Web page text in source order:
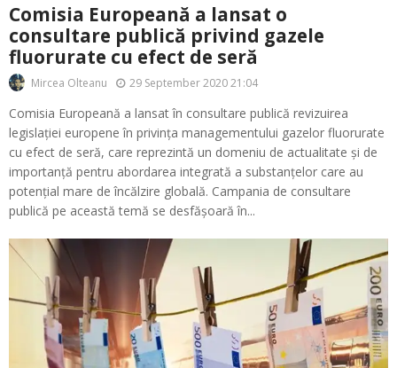
Comisia Europeană a lansat o
consultare publică privind gazele
fluorurate cu efect de seră
Mircea Olteanu 29 September 2020 21:04
Comisia Europeană a lansat în consultare publică revizuirea
legislației europene în privința managementului gazelor fluorurate
cu efect de seră, care reprezintă un domeniu de actualitate și de
importanță pentru abordarea integrată a substanțelor care au
potențial mare de încălzire globală. Campania de consultare
publică pe această temă se desfășoară în...